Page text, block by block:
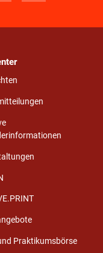
Praktikumsbörse